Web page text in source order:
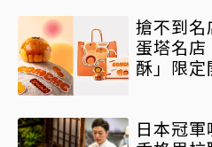
搶不到名
蛋塔名
酥」限定
日本冠軍